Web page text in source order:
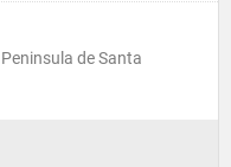
de Santa